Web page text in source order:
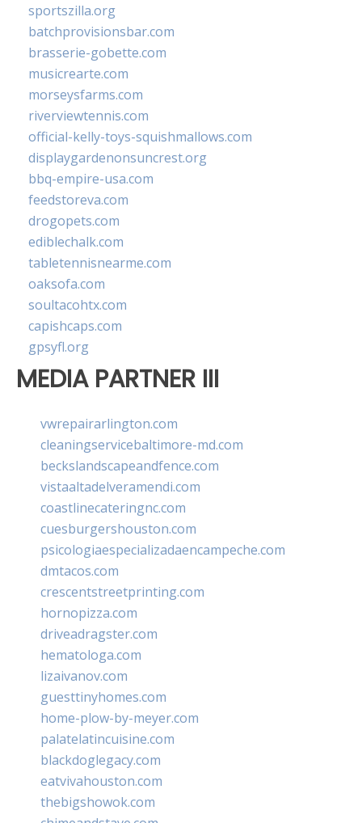
sportszilla.org
batchprovisionsbar.com
brasserie-gobette.com
musicrearte.com
morseysfarms.com
riverviewtennis.com
official-kelly-toys-squishmallows.com
displaygardenonsuncrest.org
bbq-empire-usa.com
feedstoreva.com
drogopets.com
ediblechalk.com
tabletennisnearme.com
oaksofa.com
soultacohtx.com
capishcaps.com
gpsyfl.org
MEDIA PARTNER III
vwrepairarlington.com
cleaningservicebaltimore-md.com
beckslandscapeandfence.com
vistaaltadelveramendi.com
coastlinecateringnc.com
cuesburgershouston.com
psicologiaespecializadaencampeche.com
dmtacos.com
crescentstreetprinting.com
hornopizza.com
driveadragster.com
hematologa.com
lizaivanov.com
guesttinyhomes.com
home-plow-by-meyer.com
palatelatincuisine.com
blackdoglegacy.com
eatvivahouston.com
thebigshowok.com